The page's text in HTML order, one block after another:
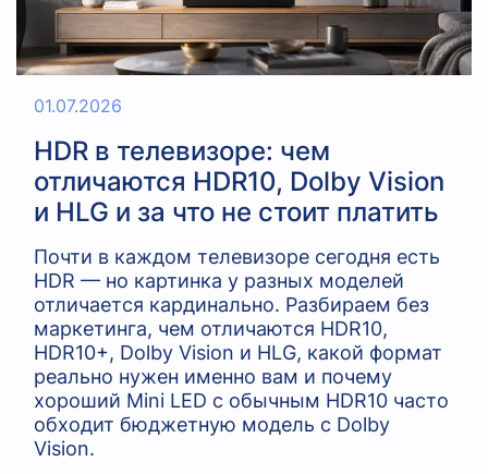
HDR в телевизоре: чем
отличаются HDR10, Dolby Vision
и HLG и за что не стоит платить
Почти в каждом телевизоре сегодня есть
HDR — но картинка у разных моделей
отличается кардинально. Разбираем без
маркетинга, чем отличаются HDR10,
HDR10+, Dolby Vision и HLG, какой формат
реально нужен именно вам и почему
хороший Mini LED с обычным HDR10 часто
обходит бюджетную модель с Dolby
Vision.
01.07.2026